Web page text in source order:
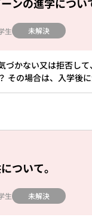
生 未解決
づかない又は拒否し
その場合は、入学後
ついて。
生 未解決